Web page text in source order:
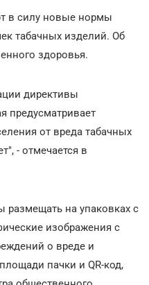
в силу новые нормы
табачных изделий. Об
здоровья.
директивы
предусматривает
от вреда табачных
- отмечается в
размещать на упаковках с
изображения с
о вреде и
пачки и QR-код,